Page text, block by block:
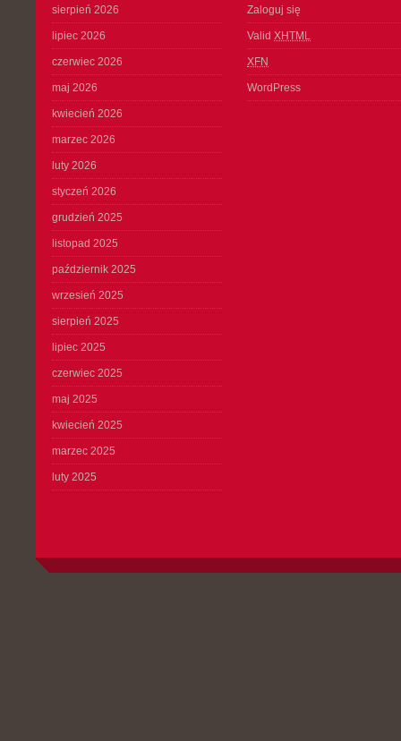
sierpień 2026
lipiec 2026
czerwiec 2026
maj 2026
kwiecień 2026
marzec 2026
luty 2026
styczeń 2026
grudzień 2025
listopad 2025
październik 2025
wrzesień 2025
sierpień 2025
lipiec 2025
czerwiec 2025
maj 2025
kwiecień 2025
marzec 2025
luty 2025
Zaloguj się
Valid XHTML
XFN
WordPress